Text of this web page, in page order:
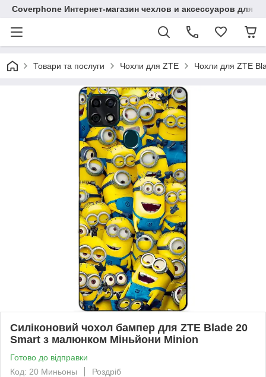
Coverphone Интернет-магазин чехлов и аксессуаров для
Товари та послуги Чохли для ZTE Чохли для ZTE
Силіконовий чохол бампер для ZTE Blade 20
Smart з малюнком Міньйони Minion
Готово до відправки
Код: 20 Миньоны
Роздріб